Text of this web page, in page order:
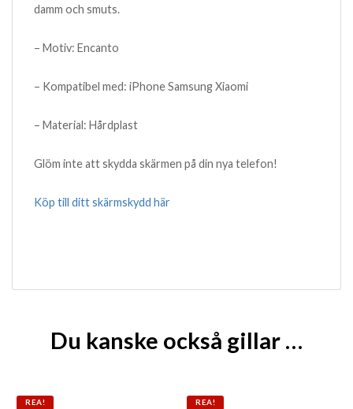
damm och smuts.
– Motiv: Encanto
– Kompatibel med: iPhone Samsung Xiaomi
– Material: Hårdplast
Glöm inte att skydda skärmen på din nya telefon!
Köp till ditt skärmskydd här
Du kanske också gillar …
REA!
Den här produkten har flera varianter. De olika
REA!
Den här produkten har